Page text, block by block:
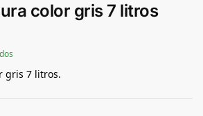
color gris 7 litros
gris 7 litros.